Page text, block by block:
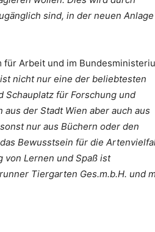
sind, in der neuen Anlage
für Arbeit und im
nicht nur eine der beliebtesten
Schauplatz für Forschung und
der Stadt Wien aber auch aus
nur aus Büchern oder den
Bewusstsein für die
von Lernen und Spaß ist
Tiergarten Ges.m.b.H. und